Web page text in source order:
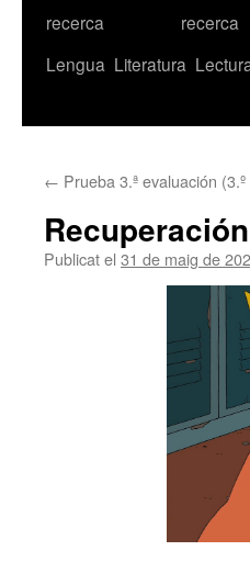
recerca
recerca
Lengua Literatura
← Prueba 3.ª evaluación
Publicat el 31 de maig de